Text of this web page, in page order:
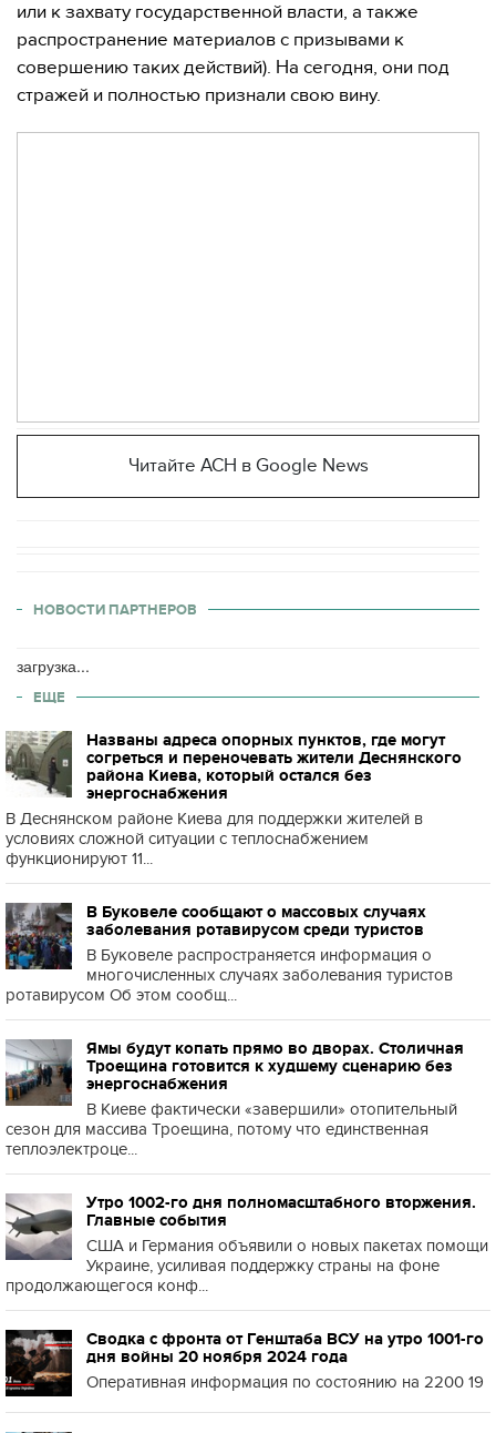
или к захвату государственной власти, а также
распространение материалов с призывами к
совершению таких действий). На сегодня, они под
стражей и полностью признали свою вину.
Читайте АСН в Google News
НОВОСТИ ПАРТНЕРОВ
загрузка...
ЕЩЕ
Названы адреса опорных пунктов, где могут
согреться и переночевать жители Деснянского
района Киева, который остался без
энергоснабжения
В Деснянском районе Киева для поддержки жителей в
условиях сложной ситуации с теплоснабжением
функционируют 11...
В Буковеле сообщают о массовых случаях
заболевания ротавирусом среди туристов
В Буковеле распространяется информация о
многочисленных случаях заболевания туристов
ротавирусом Об этом сообщ...
Ямы будут копать прямо во дворах. Столичная
Троещина готовится к худшему сценарию без
энергоснабжения
В Киеве фактически «завершили» отопительный
сезон для массива Троещина, потому что единственная
теплоэлектроце...
Утро 1002-го дня полномасштабного вторжения.
Главные события
США и Германия объявили о новых пакетах помощи
Украине, усиливая поддержку страны на фоне
продолжающегося конф...
Сводка с фронта от Генштаба ВСУ на утро 1001-го
дня войны 20 ноября 2024 года
Оперативная информация по состоянию на 2200 19